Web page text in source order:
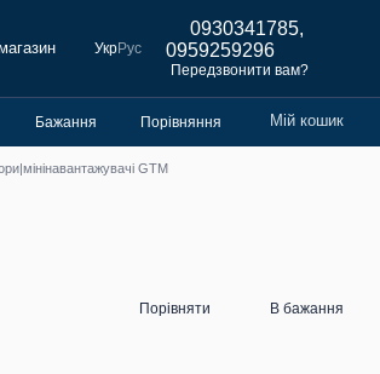
УкрРус
0930341785,
0959259296
Передзвонити вам?
Бажання Порівняння Мій кошик
GTM
Порівняти В бажання